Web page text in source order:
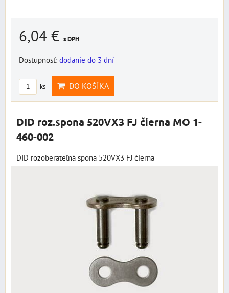
6,04 € s DPH
Dostupnosť: dodanie do 3 dní
ks DO KOŠÍKA
DID roz.spona 520VX3 FJ čierna MO 1-
460-002
DID rozoberateľná spona 520VX3 FJ čierna